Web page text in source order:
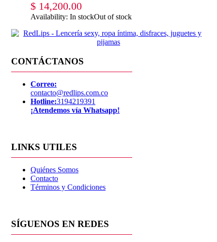
$ 14,200.00
Availability: In stockOut of stock
CONTÁCTANOS
Correo:
contacto@redlips.com.co
Hotline:3194219391
¡Atendemos vía Whatsapp!
LINKS UTILES
Quiénes Somos
Contacto
Términos y Condiciones
SÍGUENOS EN REDES